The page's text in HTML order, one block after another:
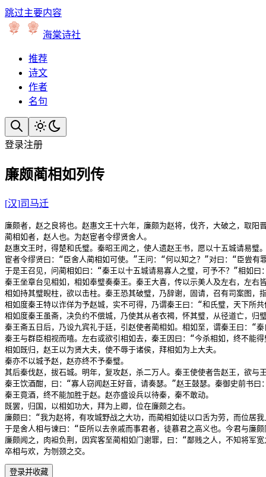
跳过主要内容
海棠诗社
推荐
诗文
作者
名句
登录注册
廉颇蔺相如列传
[汉]司马迁
廉颇者，赵之良将也。赵惠文王十六年，廉颇为赵将，伐齐，大破之，取阳
蔺相如者，赵人也。为赵宦者令缪贤舍人。
赵惠文王时，得楚和氏璧。秦昭王闻之，使人遗赵王书，愿以十五城请易
宦者令缪贤曰：“臣舍人蔺相如可使。”王问：“何以知之？”对曰：“臣尝
于是王召见，问蔺相如曰：“秦王以十五城请易寡人之璧，可予不？”相如
秦王坐章台见相如，相如奉璧奏秦王。秦王大喜，传以示美人及左右，左
相如持其璧睨柱，欲以击柱。秦王恐其破璧，乃辞谢，固请，召有司案图，
相如度秦王特以诈佯为予赵城，实不可得，乃谓秦王曰：“和氏璧，天下所
相如度秦王虽斋，决负约不偿城，乃使其从者衣褐，怀其璧，从径道亡，归
秦王斋五日后，乃设九宾礼于廷，引赵使者蔺相如。相如至，谓秦王曰：“
秦王与群臣相视而嘻。左右或欲引相如去，秦王因曰：“今杀相如，终不能
相如既归，赵王以为贤大夫，使不辱于诸侯，拜相如为上大夫。
秦亦不以城予赵，赵亦终不予秦璧。
其后秦伐赵，拔石城。明年，复攻赵，杀二万人。秦王使使者告赵王，欲
秦王饮酒酣，曰：“寡人窃闻赵王好音，请奏瑟。”赵王鼓瑟。秦御史前书
秦王竟酒，终不能加胜于赵。赵亦盛设兵以待秦，秦不敢动。
既罢，归国，以相如功大，拜为上卿，位在廉颇之右。
廉颇曰：“我为赵将，有攻城野战之大功，而蔺相如徒以口舌为劳，而位居
于是舍人相与谏曰：“臣所以去亲戚而事君者，徒慕君之高义也。今君与廉
廉颇闻之，肉袒负荆，因宾客至蔺相如门谢罪，曰：“鄙贱之人，不知将军
卒相与欢，为刎颈之交。
登录并收藏